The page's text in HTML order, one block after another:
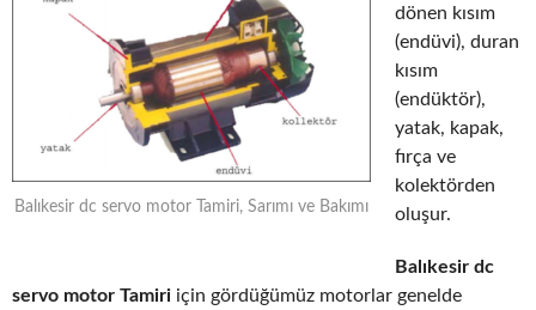
Balıkesir dc servo motor Tamiri, Sarımı ve Bakımı
dönen kısım
(endüvi), duran
kısım
(endüktör),
yatak, kapak,
fırça ve
kolektörden
oluşur.
Balıkesir dc
servo motor Tamiri için gördüğümüz motorlar genelde